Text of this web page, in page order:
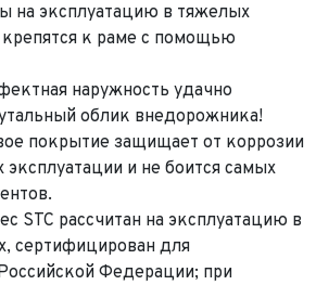
на эксплуатацию в тяжелых
крепятся к раме с помощью
наружность удачно
облик внедорожника!
покрытие защищает от коррозии
и не боится самых
STC рассчитан на эксплуатацию в
сертифицирован для
Федерации; при
связь
на оценку